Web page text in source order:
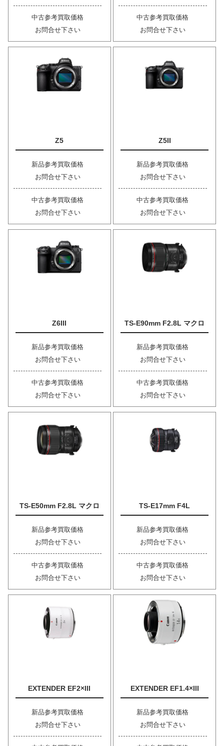
中古参考買取価格
お問合せ下さい
中古参考買取価格
お問合せ下さい
Z5
新品参考買取価格
お問合せ下さい
中古参考買取価格
お問合せ下さい
Z5II
新品参考買取価格
お問合せ下さい
中古参考買取価格
お問合せ下さい
Z6III
新品参考買取価格
お問合せ下さい
中古参考買取価格
お問合せ下さい
TS-E90mm F2.8L マクロ
新品参考買取価格
お問合せ下さい
中古参考買取価格
お問合せ下さい
TS-E50mm F2.8L マクロ
新品参考買取価格
お問合せ下さい
中古参考買取価格
お問合せ下さい
TS-E17mm F4L
新品参考買取価格
お問合せ下さい
中古参考買取価格
お問合せ下さい
EXTENDER EF2×III
新品参考買取価格
お問合せ下さい
EXTENDER EF1.4×III
新品参考買取価格
お問合せ下さい